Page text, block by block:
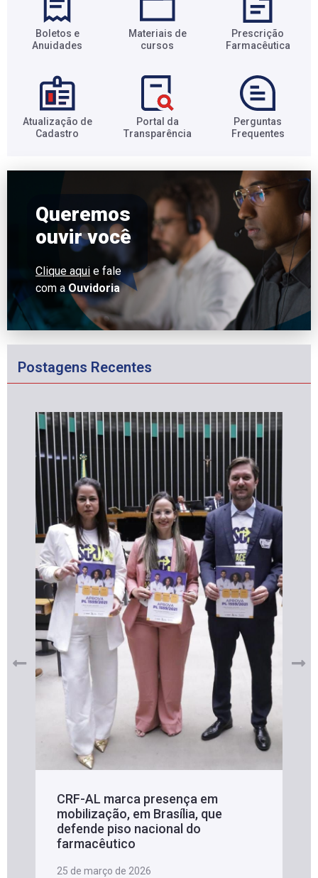
Boletos e
Anuidades​
Materiais de
cursos​
Prescrição
Farmacêutica​
Atualização de
Cadastro​
Portal da
Transparência​
Perguntas
Frequentes​
Queremos
ouvir você
Clique aqui e fale
com a Ouvidoria
Postagens Recentes
CRF-AL marca presença em
mobilização, em Brasília, que
defende piso nacional do
farmacêutico
25 de março de 2026